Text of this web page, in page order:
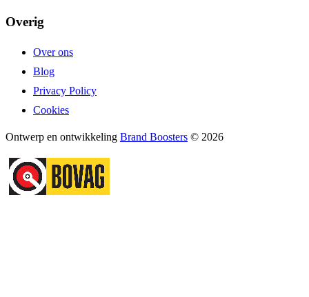
Overig
Over ons
Blog
Privacy Policy
Cookies
Ontwerp en ontwikkeling Brand Boosters © 2026